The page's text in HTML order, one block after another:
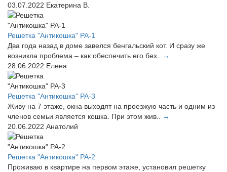
03.07.2022 Екатерина В.
Решетка "Антикошка" РА-1
Два года назад в доме завелся бенгальский кот. И сразу же
возникла проблема – как обеспечить его без..
→
28.06.2022 Елена
Решетка "Антикошка" РА-3
Живу на 7 этаже, окна выходят на проезжую часть и одним из
членов семьи является кошка. При этом жив..
→
20.06.2022 Анатолий
Решетка "Антикошка" РА-2
Проживаю в квартире на первом этаже, установил решетку